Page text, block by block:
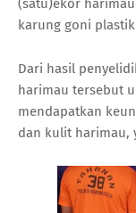
(satu)ekor
karung goni
Dari hasil
harimau tersebut
mendapatkan
dan kulit harimau,